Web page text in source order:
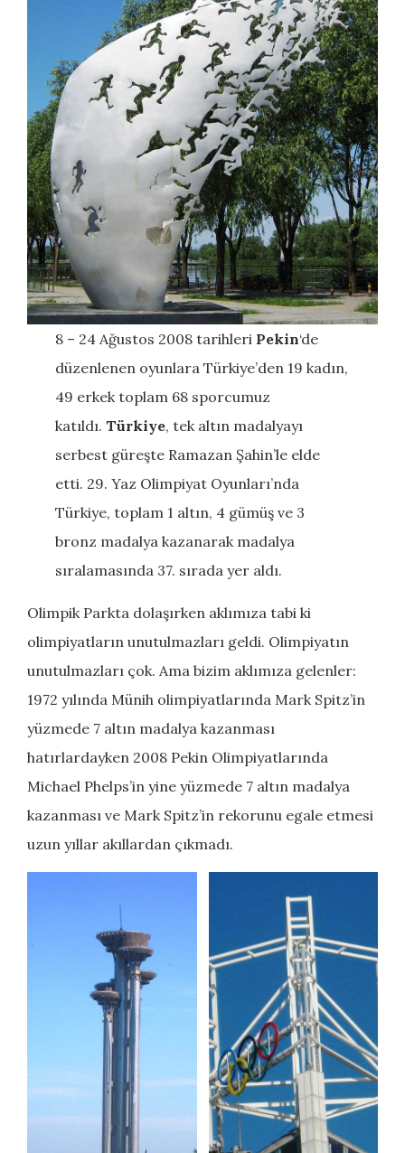
8 – 24 Ağustos 2008 tarihleri Pekin‘de
düzenlenen oyunlara Türkiye’den 19 kadın,
49 erkek toplam 68 sporcumuz
katıldı. Türkiye, tek altın madalyayı
serbest güreşte Ramazan Şahin’le elde
etti. 29. Yaz Olimpiyat Oyunları’nda
Türkiye, toplam 1 altın, 4 gümüş ve 3
bronz madalya kazanarak madalya
sıralamasında 37. sırada yer aldı.
Olimpik Parkta dolaşırken aklımıza tabi ki
olimpiyatların unutulmazları geldi. Olimpiyatın
unutulmazları çok. Ama bizim aklımıza gelenler:
1972 yılında Münih olimpiyatlarında Mark Spitz’in
yüzmede 7 altın madalya kazanması
hatırlardayken 2008 Pekin Olimpiyatlarında
Michael Phelps’in yine yüzmede 7 altın madalya
kazanması ve Mark Spitz’in rekorunu egale etmesi
uzun yıllar akıllardan çıkmadı.